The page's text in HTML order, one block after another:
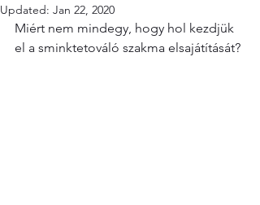
Updated: Jan 22, 2020
Miért nem mindegy, hogy hol kezdjük
el a sminktetováló szakma elsajátítását?